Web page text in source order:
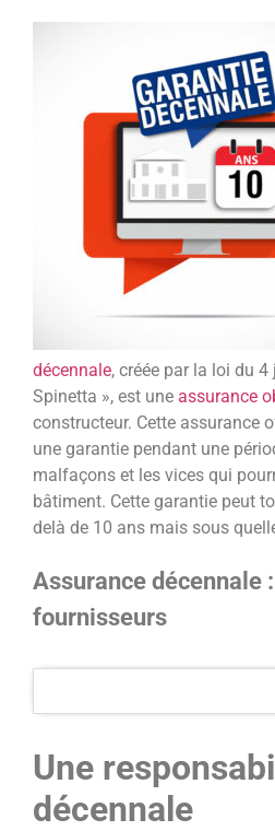
décennale, créée par la loi du
Spinetta », est une assurance
constructeur. Cette assurance
une garantie pendant une
malfaçons et les vices qui
bâtiment. Cette garantie peut
delà de 10 ans mais sous
Assurance décennale
fournisseurs
Une
décennale